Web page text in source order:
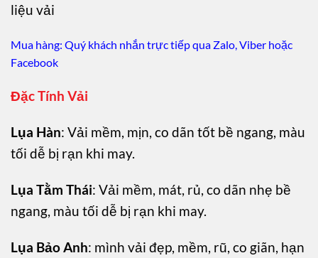
liệu vải
Mua hàng: Quý khách nhắn trực tiếp qua Zalo, Viber hoặc
Facebook
Đặc Tính Vải
Lụa Hàn: Vải mềm, mịn, co dãn tốt bề ngang, màu
tối dễ bị rạn khi may.
Lụa Tằm Thái: Vải mềm, mát, rủ, co dãn nhẹ bề
ngang, màu tối dễ bị rạn khi may.
Lụa Bảo Anh: mình vải đẹp, mềm, rũ, co giãn, hạn